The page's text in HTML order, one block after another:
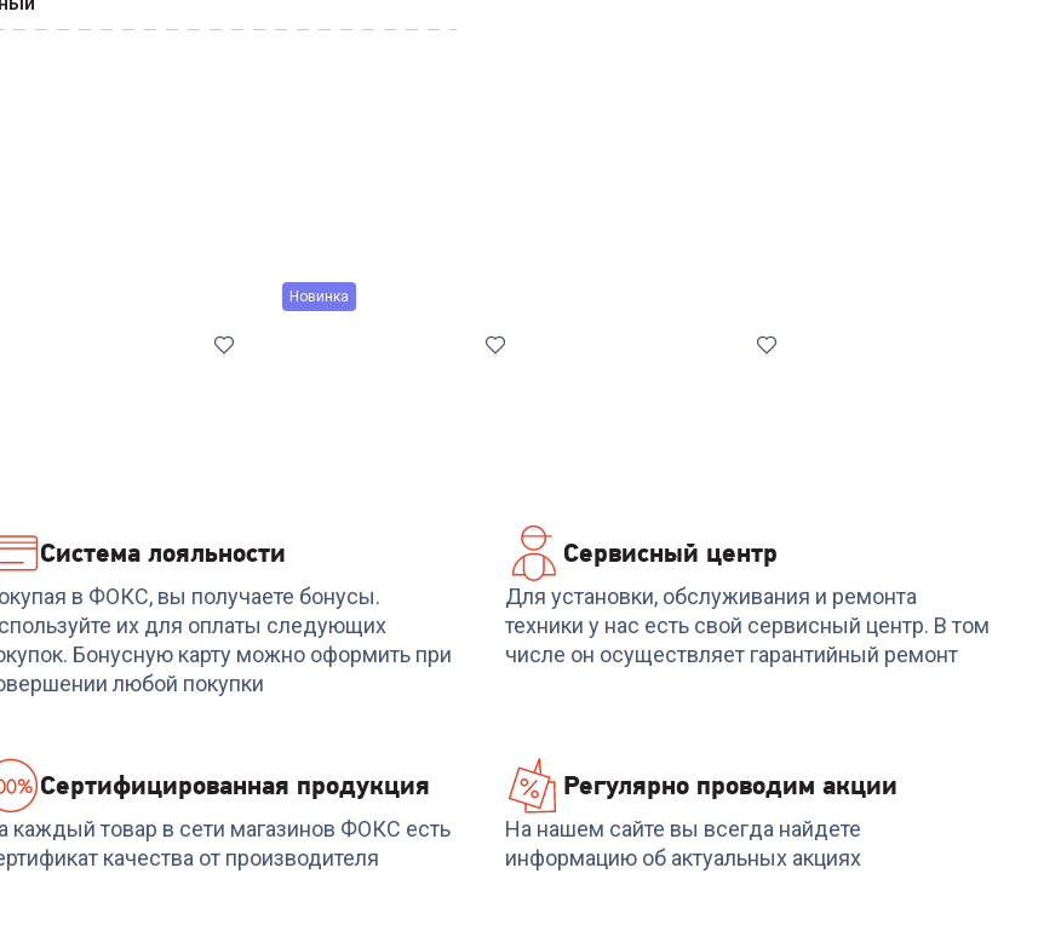
Код:7006102
Пылесос SAMSUNG
VCC8837V3P/XEV
+313бонусов
10 449
Новинка
Код:
Пылесос POLARIS Flex
Motion 360 PVCS 2555
белый
+326бонусов
Код:00-00013356
Робот-пылесос ROIDMI
Robot Vacuum and Mop
Cleaner EVE ROOK S
+323бонуса
Пылесос RED
SOLUTION C330
Система лояльности
в ФОКС, вы получаете бонусы.
их для оплаты следующих
Бонусную карту можно оформить при
любой покупки
Сервисный центр
Для установки, обслуживания и ремонта
техники у нас есть свой сервисный центр. В том
числе он осуществляет гарантийный ремонт
Cертифицированная продукция
каждый товар в сети магазинов ФОКС есть
качества от производителя
Регулярно проводим акции
На нашем сайте вы всегда найдете
информацию об актуальных акциях